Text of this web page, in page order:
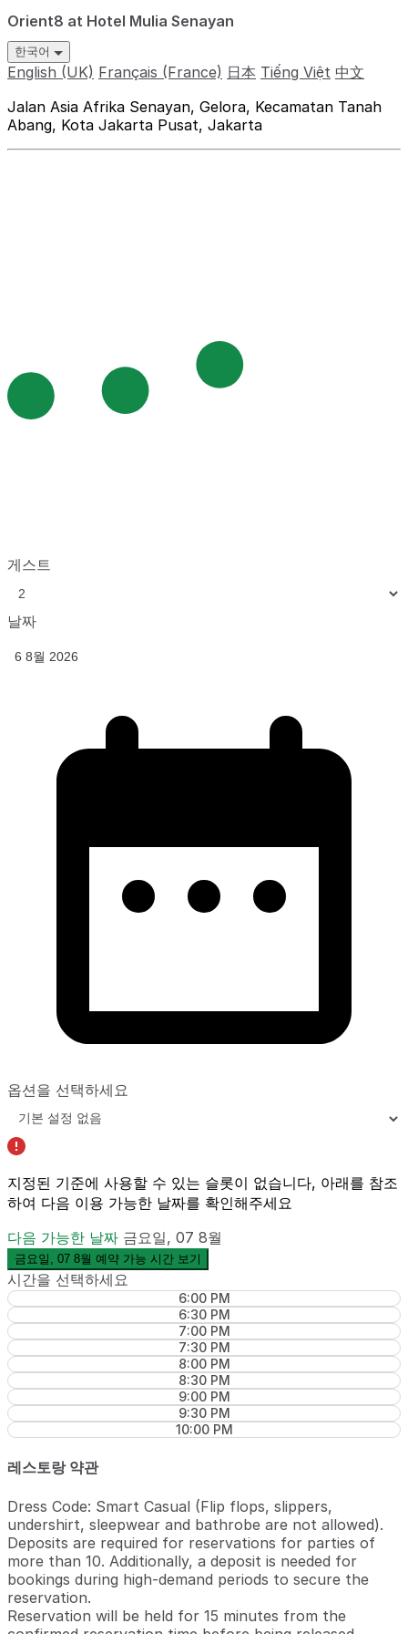
Orient8 at Hotel Mulia Senayan
한국어
English (UK) Français (France) 日本 Tiếng Việt 中文
Jalan Asia Afrika Senayan, Gelora, Kecamatan Tanah
Abang, Kota Jakarta Pusat, Jakarta
게스트
날짜
옵션을 선택하세요
지정된 기준에 사용할 수 있는 슬롯이 없습니다, 아래를 참조
하여 다음 이용 가능한 날짜를 확인해주세요
다음 가능한 날짜 금요일, 07 8월
금요일, 07 8월 예약 가능 시간 보기
시간을 선택하세요
6:00 PM
6:30 PM
7:00 PM
7:30 PM
8:00 PM
8:30 PM
9:00 PM
9:30 PM
10:00 PM
레스토랑 약관
Dress Code: Smart Casual (Flip flops, slippers,
undershirt, sleepwear and bathrobe are not allowed).
Deposits are required for reservations for parties of
more than 10. Additionally, a deposit is needed for
bookings during high-demand periods to secure the
reservation.
Reservation will be held for 15 minutes from the